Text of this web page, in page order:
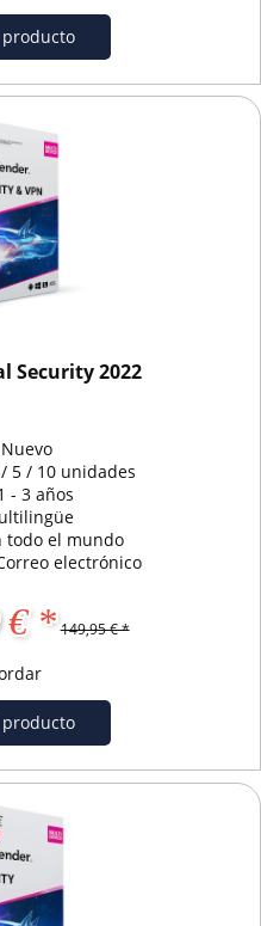
Security 2022
Nuevo
5 / 10 unidades
- 3 años
todo el mundo
electrónico
€ * 149,95 € *